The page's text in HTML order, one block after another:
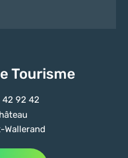
Tourisme
92 42